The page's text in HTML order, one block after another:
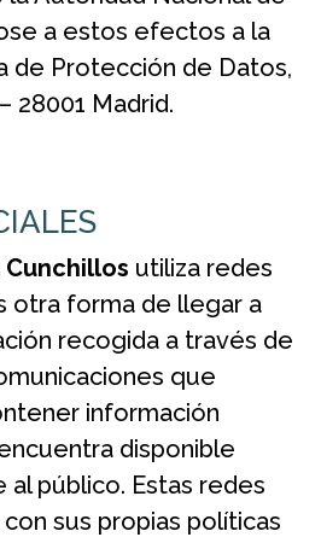
a estos efectos a la
de Protección de Datos,
28001 Madrid.
utiliza redes
otra forma de llegar a
recogida a través de
que
información
disponible
al público. Estas redes
sus propias políticas